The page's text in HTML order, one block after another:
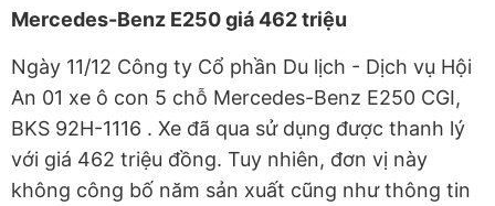
Mercedes-Benz E250 giá 462 triệu
Ngày 11/12 Công ty Cổ phần Du lịch - Dịch vụ Hội
An 01 xe ô con 5 chỗ Mercedes-Benz E250 CGI,
BKS 92H-1116 . Xe đã qua sử dụng được thanh lý
với giá 462 triệu đồng. Tuy nhiên, đơn vị này
không công bố năm sản xuất cũng như thông tin